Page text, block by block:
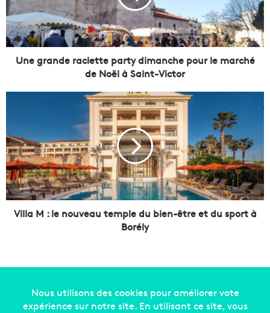
a
n
d
e
t
e
p
a
r
t
Une grande raclette party dimanche pour le marché
de Noël à Saint-Victor
l
a
M
:
l
e
Villa M : le nouveau temple du bien-être et du sport à
Borély
Copyright © 2014-2022Made in Marseille. Tous droits